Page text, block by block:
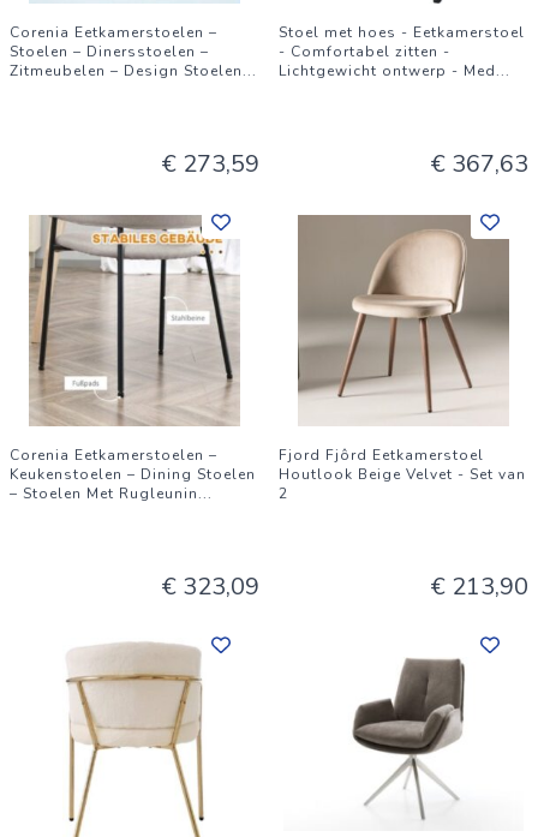
Corenia Eetkamerstoelen –
Stoelen – Dinersstoelen –
Zitmeubelen – Design Stoelen...
€ 273,59
Stoel met hoes - Eetkamerstoel
- Comfortabel zitten -
Lichtgewicht ontwerp - Med...
€ 367,63
Corenia Eetkamerstoelen –
Keukenstoelen – Dining Stoelen
– Stoelen Met Rugleunin...
€ 323,09
Fjord Fjôrd Eetkamerstoel
Houtlook Beige Velvet - Set van
2
€ 213,90